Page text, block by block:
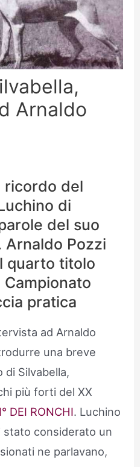
Arnaldo
ricordo del
di
del suo
Arnaldo Pozzi
quarto titolo
pratica
ad Arnaldo
una breve
di Silvabella,
più forti del XX
DEI RONCHI. Luchino
stato considerato un
ne parlavano,